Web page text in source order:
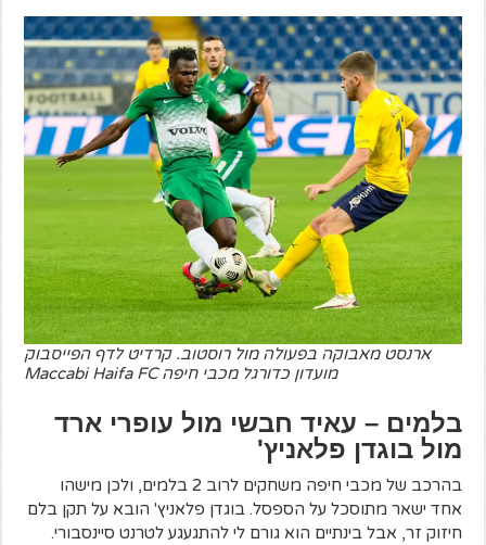
ארנסט מאבוקה בפעולה מול רוסטוב. קרדיט לדף הפייסבוק
מועדון כדורגל מכבי חיפה Maccabi Haifa FC
בלמים – עאיד חבשי מול עופרי ארד
מול בוגדן פלאניץ'
בהרכב של מכבי חיפה משחקים לרוב 2 בלמים, ולכן מישהו
אחד ישאר מתוסכל על הספסל. בוגדן פלאניץ' הובא על תקן בלם
חיזוק זר, אבל בינתיים הוא גורם לי להתגעגע לטרנט סיינסבורי.